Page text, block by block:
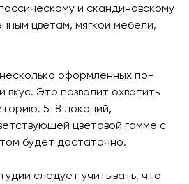
и скандинавскому
цветам, мягкой мебели,
оформленных по-
вкус. Это позволит охватить
5-8 локаций,
цветовой гамме с
будет достаточно.
следует учитывать, что